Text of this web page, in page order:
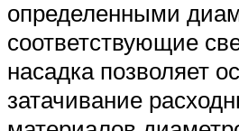
определенными
соответствующие
насадка позволяет
затачивание